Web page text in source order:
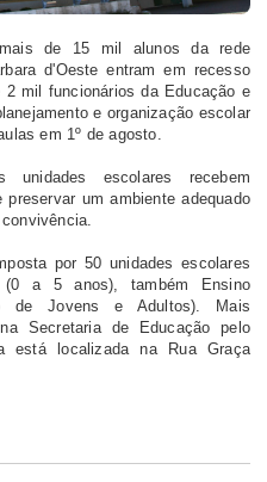
de 15 mil alunos da rede
d'Oeste entram em recesso
mil funcionários da Educação e
e organização escolar
em 1º de agosto.
escolares recebem
um ambiente adequado
por 50 unidades escolares
(0 a 5 anos), também Ensino
de Jovens e Adultos). Mais
Secretaria de Educação pelo
está localizada na Rua Graça